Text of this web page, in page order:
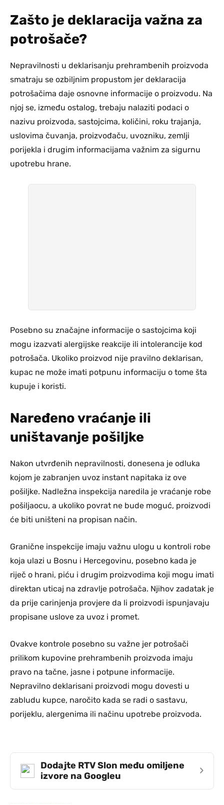
Zašto je deklaracija važna za
potrošače?
Nepravilnosti u deklarisanju prehrambenih proizvoda
smatraju se ozbiljnim propustom jer deklaracija
potrošačima daje osnovne informacije o proizvodu. Na
njoj se, između ostalog, trebaju nalaziti podaci o
nazivu proizvoda, sastojcima, količini, roku trajanja,
uslovima čuvanja, proizvođaču, uvozniku, zemlji
porijekla i drugim informacijama važnim za sigurnu
upotrebu hrane.
Posebno su značajne informacije o sastojcima koji
mogu izazvati alergijske reakcije ili intolerancije kod
potrošača. Ukoliko proizvod nije pravilno deklarisan,
kupac ne može imati potpunu informaciju o tome šta
kupuje i koristi.
Naređeno vraćanje ili
uništavanje pošiljke
Nakon utvrđenih nepravilnosti, donesena je odluka
kojom je zabranjen uvoz instant napitaka iz ove
pošiljke. Nadležna inspekcija naredila je vraćanje robe
pošiljaocu, a ukoliko povrat ne bude moguć, proizvodi
će biti uništeni na propisan način.
Granične inspekcije imaju važnu ulogu u kontroli robe
koja ulazi u Bosnu i Hercegovinu, posebno kada je
riječ o hrani, piću i drugim proizvodima koji mogu imati
direktan uticaj na zdravlje potrošača. Njihov zadatak je
da prije carinjenja provjere da li proizvodi ispunjavaju
propisane uslove za uvoz i promet.
Ovakve kontrole posebno su važne jer potrošači
prilikom kupovine prehrambenih proizvoda imaju
pravo na tačne, jasne i potpune informacije.
Nepravilno deklarisani proizvodi mogu dovesti u
zabludu kupce, naročito kada se radi o sastavu,
porijeklu, alergenima ili načinu upotrebe proizvoda.
Dodajte RTV Slon među omiljene
izvore na Googleu
›